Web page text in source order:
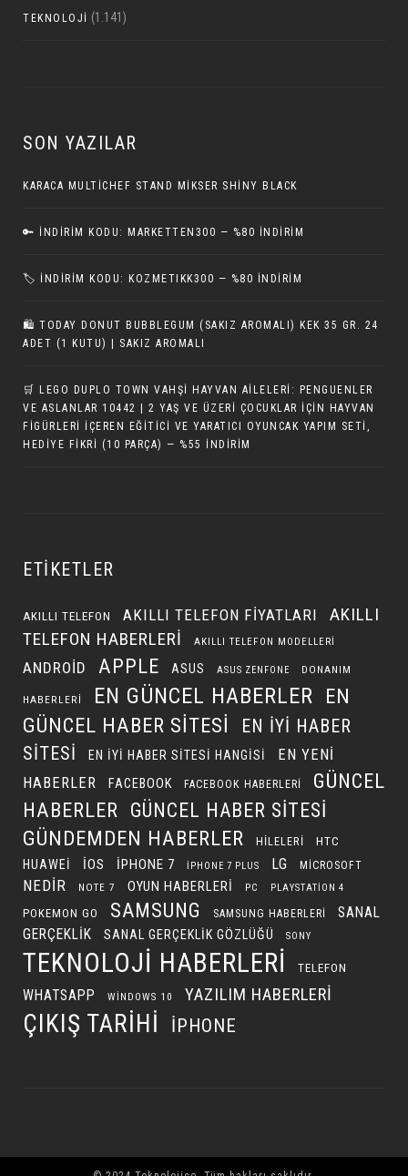
TEKNOLOJI (1.141)
SON YAZILAR
KARACA MULTICHEF STAND MIKSER SHINY BLACK
🔑 İNDIRIM KODU: MARKETTEN300 — %80 İNDIRIM
🏷️ İNDIRIM KODU: KOZMETIKK300 — %80 İNDIRIM
🛍️ TODAY DONUT BUBBLEGUM (SAKIZ AROMALI) KEK 35 GR. 24
ADET (1 KUTU) | SAKIZ AROMALI
🛒 LEGO DUPLO TOWN VAHŞI HAYVAN AILELERI: PENGUENLER
VE ASLANLAR 10442 | 2 YAŞ VE ÜZERI ÇOCUKLAR IÇIN HAYVAN
FIGÜRLERI İÇEREN EĞITICI VE YARATICI OYUNCAK YAPIM SETI,
HEDIYE FIKRI (10 PARÇA) — %55 İNDIRIM
ETIKETLER
AKILLI TELEFON AKILLI TELEFON FIYATLARI
AKILLI
TELEFON HABERLERI
AKILLI TELEFON MODELLERI
ANDROID APPLE ASUS ASUS ZENFONE DONANIM
HABERLERI EN GÜNCEL HABERLER EN
GÜNCEL HABER SITESI
EN IYI HABER
SITESI
EN IYI HABER SITESI HANGISI
EN YENI
HABERLER
FACEBOOK FACEBOOK HABERLERI
GÜNCEL
HABERLER
GÜNCEL HABER SITESI
GÜNDEMDEN HABERLER HILELERI HTC
HUAWEI IOS IPHONE 7 IPHONE 7 PLUS LG MICROSOFT
NEDIR NOTE 7 OYUN HABERLERI PC PLAYSTATION 4
POKEMON GO SAMSUNG SAMSUNG HABERLERI
SANAL
GERÇEKLIK
SANAL GERÇEKLIK GÖZLÜĞÜ SONY
TEKNOLOJI HABERLERI TELEFON
WHATSAPP WINDOWS 10 YAZILIM HABERLERI
ÇIKIŞ TARIHI İPHONE